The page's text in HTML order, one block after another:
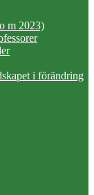
m 2023)
i förändring